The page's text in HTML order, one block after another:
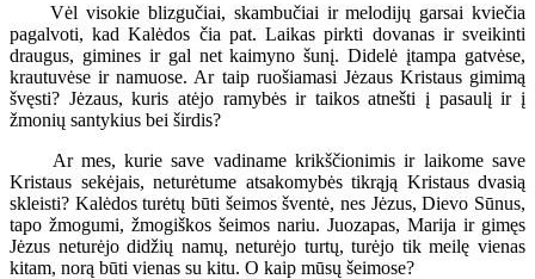
Vėl visokie blizgučiai, skambučiai ir melodijų garsai kviečia
pagalvoti, kad Kalėdos čia pat. Laikas pirkti dovanas ir sveikinti
draugus, gimines ir gal net kaimyno šunį. Didelė įtampa gatvėse,
krautuvėse ir namuose. Ar taip ruošiamasi Jėzaus Kristaus gimimą
švęsti? Jėzaus, kuris atėjo ramybės ir taikos atnešti į pasaulį ir į
žmonių santykius bei širdis?
Ar mes, kurie save vadiname krikščionimis ir laikome save
Kristaus sekėjais, neturėtume atsakomybės tikrąją Kristaus dvasią
skleisti? Kalėdos turėtų būti šeimos šventė, nes Jėzus, Dievo Sūnus,
tapo žmogumi, žmogiškos šeimos nariu. Juozapas, Marija ir gimęs
Jėzus neturėjo didžių namų, neturėjo turtų, turėjo tik meilę vienas
kitam, norą būti vienas su kitu. O kaip mūsų šeimose?